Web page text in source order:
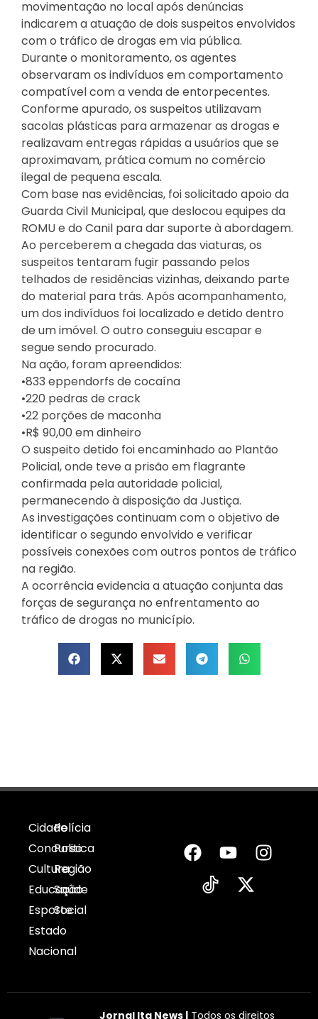
movimentação no local após denúncias
indicarem a atuação de dois suspeitos envolvidos
com o tráfico de drogas em via pública.
Durante o monitoramento, os agentes
observaram os indivíduos em comportamento
compatível com a venda de entorpecentes.
Conforme apurado, os suspeitos utilizavam
sacolas plásticas para armazenar as drogas e
realizavam entregas rápidas a usuários que se
aproximavam, prática comum no comércio
ilegal de pequena escala.
Com base nas evidências, foi solicitado apoio da
Guarda Civil Municipal, que deslocou equipes da
ROMU e do Canil para dar suporte à abordagem.
Ao perceberem a chegada das viaturas, os
suspeitos tentaram fugir passando pelos
telhados de residências vizinhas, deixando parte
do material para trás. Após acompanhamento,
um dos indivíduos foi localizado e detido dentro
de um imóvel. O outro conseguiu escapar e
segue sendo procurado.
Na ação, foram apreendidos:
•833 eppendorfs de cocaína
•220 pedras de crack
•22 porções de maconha
•R$ 90,00 em dinheiro
O suspeito detido foi encaminhado ao Plantão
Policial, onde teve a prisão em flagrante
confirmada pela autoridade policial,
permanecendo à disposição da Justiça.
As investigações continuam com o objetivo de
identificar o segundo envolvido e verificar
possíveis conexões com outros pontos de tráfico
na região.
A ocorrência evidencia a atuação conjunta das
forças de segurança no enfrentamento ao
tráfico de drogas no município.
Cidade
Concurso
Cultura
Educação
Esporte
Estado
Nacional
Polícia
Politica
Região
Saúde
Social
Jornal Ita News |Todos os direitos